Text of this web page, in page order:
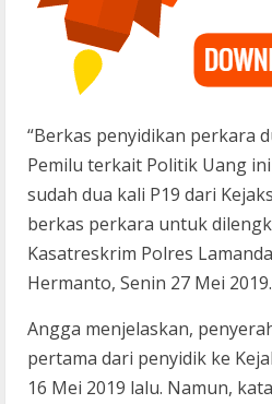
“Berkas penyidikan perkara
Pemilu terkait Politik Uang
sudah dua kali P19 dari
berkas perkara untuk
Kasatreskrim Polres
Hermanto, Senin 27 Mei 2019.
Angga menjelaskan,
pertama dari penyidik ke
16 Mei 2019 lalu. Namun,